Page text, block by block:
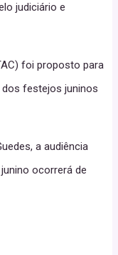
judiciário e
foi proposto para
festejos juninos
a audiência
ocorrerá de